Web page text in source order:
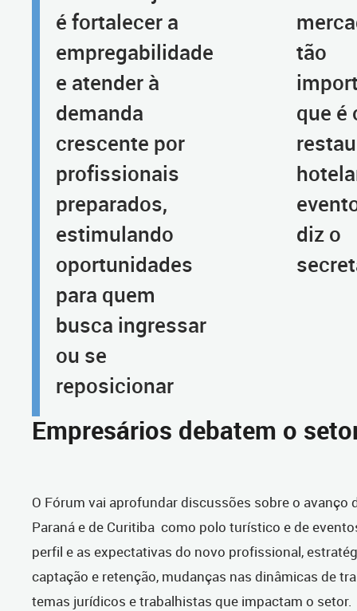
é fortalecer a
empregabilidade
e atender à
demanda
crescente por
profissionais
preparados,
estimulando
oportunidades
para quem
busca ingressar
ou se
reposicionar
tão
que é
diz o
Empresários debatem o
O Fórum vai aprofundar discussões sobre o avanço
Paraná e de Curitiba como polo turístico e de
perfil e as expectativas do novo profissional,
captação e retenção, mudanças nas dinâmicas de
temas jurídicos e trabalhistas que impactam o setor.